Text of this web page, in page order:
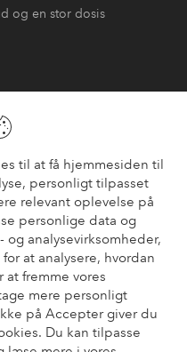
til at få hjemmesiden til
personligt tilpasset
relevant oplevelse på
personlige data og
analysevirksomheder,
at analysere, hvordan
fremme vores
mere personligt
på Accepter giver du
Du kan tilpasse
og en stor dosis
spørgsmål i vores FAQ.
hvordan du kontakter os.
Betalingsmåde